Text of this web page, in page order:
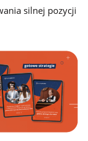
silnej pozycji